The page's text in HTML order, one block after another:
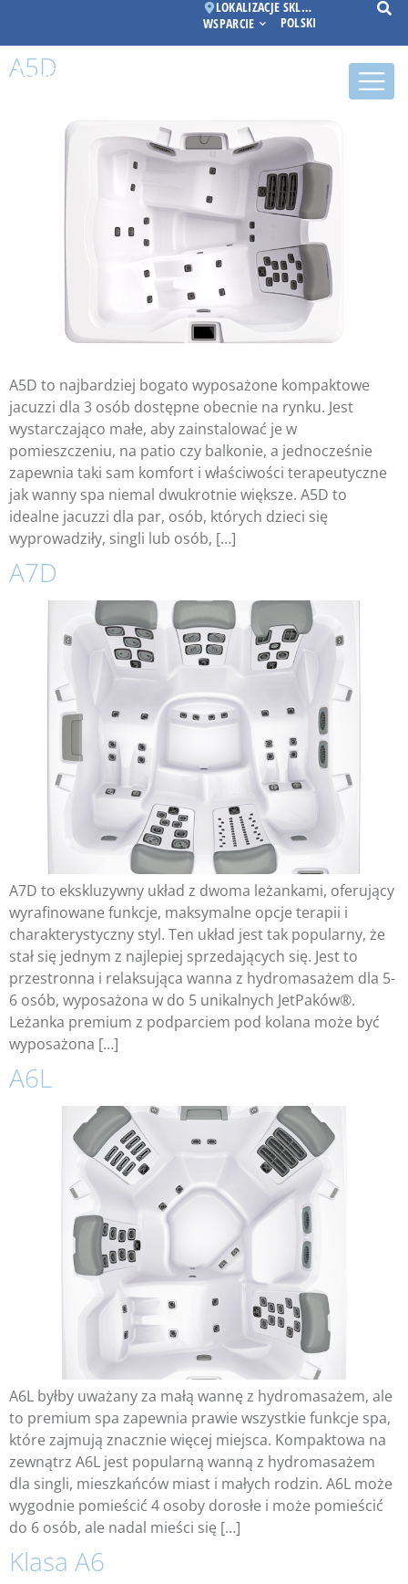
LOKALIZACJE SKLEPÓW
WSPARCIE
POLSKI
A5D
A5D to najbardziej bogato wyposażone kompaktowe
jacuzzi dla 3 osób dostępne obecnie na rynku. Jest
wystarczająco małe, aby zainstalować je w
pomieszczeniu, na patio czy balkonie, a jednocześnie
zapewnia taki sam komfort i właściwości terapeutyczne
jak wanny spa niemal dwukrotnie większe. A5D to
idealne jacuzzi dla par, osób, których dzieci się
wyprowadziły, singli lub osób, […]
A7D
A7D to ekskluzywny układ z dwoma leżankami, oferujący
wyrafinowane funkcje, maksymalne opcje terapii i
charakterystyczny styl. Ten układ jest tak popularny, że
stał się jednym z najlepiej sprzedających się. Jest to
przestronna i relaksująca wanna z hydromasażem dla 5-
6 osób, wyposażona w do 5 unikalnych JetPaków®.
Leżanka premium z podparciem pod kolana może być
wyposażona […]
A6L
A6L byłby uważany za małą wannę z hydromasażem, ale
to premium spa zapewnia prawie wszystkie funkcje spa,
które zajmują znacznie więcej miejsca. Kompaktowa na
zewnątrz A6L jest popularną wanną z hydromasażem
dla singli, mieszkańców miast i małych rodzin. A6L może
wygodnie pomieścić 4 osoby dorosłe i może pomieścić
do 6 osób, ale nadal mieści się […]
Klasa A6